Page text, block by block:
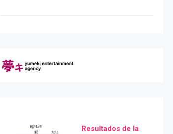
Resultados de la